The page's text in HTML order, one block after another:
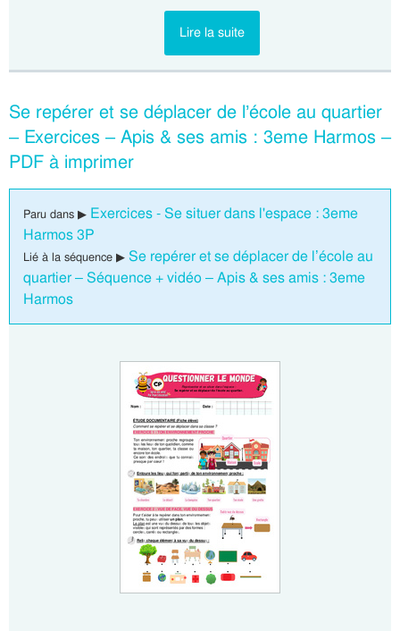
Lire la suite
Se repérer et se déplacer de l’école au quartier
– Exercices – Apis & ses amis : 3eme Harmos –
PDF à imprimer
Paru dans ▶ Exercices - Se situer dans l'espace : 3eme
Harmos 3P
Lié à la séquence ▶ Se repérer et se déplacer de l’école au
quartier – Séquence + vidéo – Apis & ses amis : 3eme
Harmos